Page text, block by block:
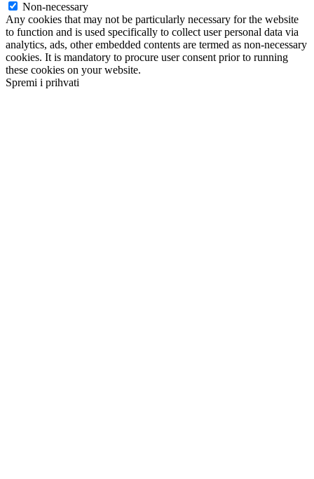
Non-necessary
Any cookies that may not be particularly necessary for the website
to function and is used specifically to collect user personal data via
analytics, ads, other embedded contents are termed as non-necessary
cookies. It is mandatory to procure user consent prior to running
these cookies on your website.
Spremi i prihvati